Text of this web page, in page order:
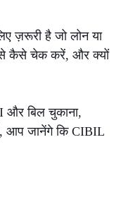
ज़रूरी है जो लोन या
इसे कैसे चेक करें, और क्यों
और बिल चुकाना,
आप जानेंगे कि CIBIL